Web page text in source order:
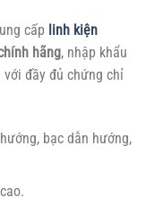
cấp linh kiện
hãng, nhập khẩu
đầy đủ chứng chỉ
bạc dẫn hướng,